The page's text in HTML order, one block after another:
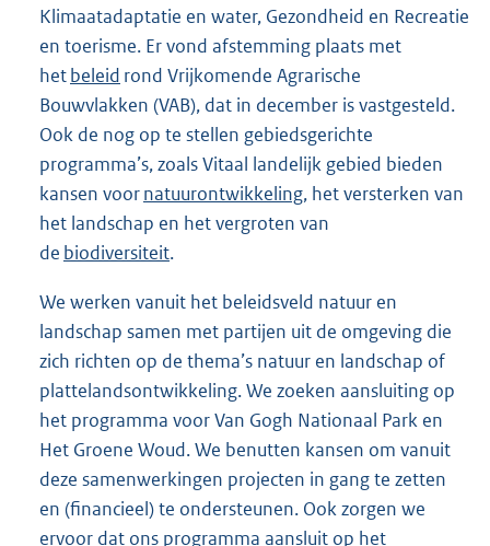
Klimaatadaptatie en water, Gezondheid en Recreatie
en toerisme. Er vond afstemming plaats met
hetbeleid rond Vrijkomende Agrarische
Bouwvlakken (VAB), dat in december is vastgesteld.
Ook de nog op te stellen gebiedsgerichte
programma’s, zoals Vitaal landelijk gebied bieden
kansen voornatuurontwikkeling, het versterken van
het landschap en het vergroten van
de biodiversiteit.
We werken vanuit het beleidsveld natuur en
landschap samen met partijen uit de omgeving die
zich richten op de thema’s natuur en landschap of
plattelandsontwikkeling. We zoeken aansluiting op
het programma voor Van Gogh Nationaal Park en
Het Groene Woud. We benutten kansen om vanuit
deze samenwerkingen projecten in gang te zetten
en (ﬁnancieel) te ondersteunen. Ook zorgen we
ervoor dat ons programma aansluit op het